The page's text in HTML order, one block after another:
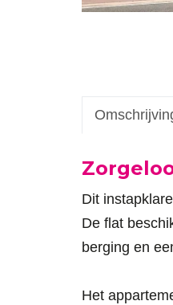
Dit
De flat
berging en
Het